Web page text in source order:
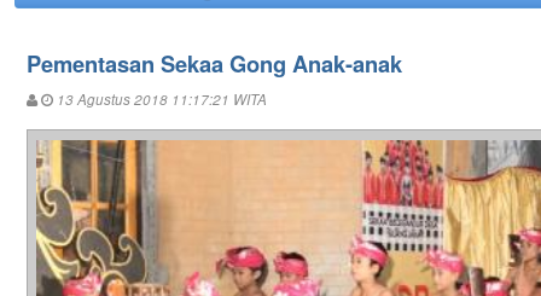
Pementasan Sekaa Gong Anak-anak
13 Agustus 2018 11:17:21 WITA